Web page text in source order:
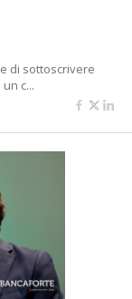
di sottoscrivere
c...